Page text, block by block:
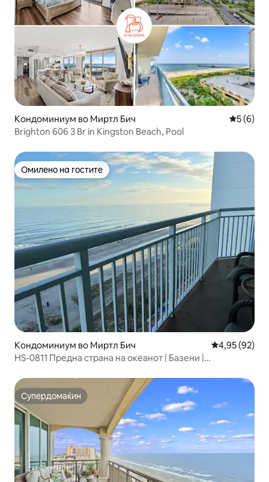
Кондоминиум во Миртл Бич
5 (6)
Brighton 606 3 Br in Kingston Beach, Pool
Омилено на гостите
Омилено на гостите
Кондоминиум во Миртл Бич Просечна
4,95 (92)
HS-0811 Предна страна на океанот | Базени |
Супердомаќин
Супердомаќин